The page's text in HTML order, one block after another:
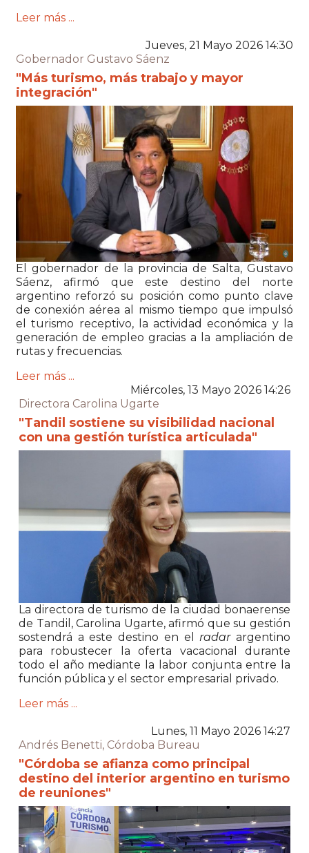
Leer más ...
Jueves, 21 Mayo 2026 14:30
Gobernador Gustavo Sáenz
"Más turismo, más trabajo y mayor
integración"
El gobernador de la provincia de Salta, Gustavo
Sáenz, afirmó que este destino del norte
argentino reforzó su posición como punto clave
de conexión aérea al mismo tiempo que impulsó
el turismo receptivo, la actividad económica y la
generación de empleo gracias a la ampliación de
rutas y frecuencias.
Leer más ...
Miércoles, 13 Mayo 2026 14:26
Directora Carolina Ugarte
"Tandil sostiene su visibilidad nacional
con una gestión turística articulada"
La directora de turismo de la ciudad bonaerense
de Tandil, Carolina Ugarte, afirmó que su gestión
sostendrá a este destino en elradarargentino
para robustecer la oferta vacacional durante
todo el año mediante la labor conjunta entre la
función pública y el sector empresarial privado.
Leer más ...
Lunes, 11 Mayo 2026 14:27
Andrés Benetti, Córdoba Bureau
"Córdoba se afianza como principal
destino del interior argentino en turismo
de reuniones"